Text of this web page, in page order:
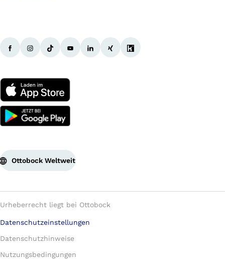
Ottobock Weltweit
Urheberrecht liegt bei Ottobock
Datenschutzeinstellungen
Datenschutzhinweise
Nutzungsbedingungen